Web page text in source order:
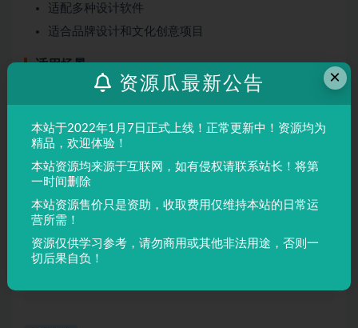
适配多种设计软件
适合品牌设计和文化创意项目
适用场景
品牌设计
海报制作
广告排版
文创产品
声明：
布。任何个人或组织，在未征得本站同意时，禁止复制、盗用、
采集、发布本站内容到任何网站、书籍等各类媒体平台。如若本
×
资源瓜最新公告
本站于2022年1月7日正式上线！正常更新中！资源均为
精品，欢迎体验！
本站资源均来源于互联网，如有侵权请联系站长！将第
一时间删除
本站资源售价只是资助，收取费用仅维持本站的日常运
营所需！
资源仅供学习参考，请勿商用或其他非法用途，否则一
切后果自负！